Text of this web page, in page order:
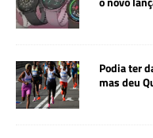
Podia ter
mas deu